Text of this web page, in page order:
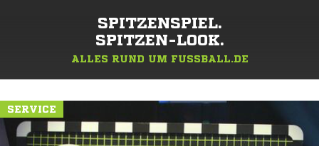
SPITZENSPIEL.
SPITZEN-LOOK.
ALLES RUND UM FUSSBALL.DE
SERVICE